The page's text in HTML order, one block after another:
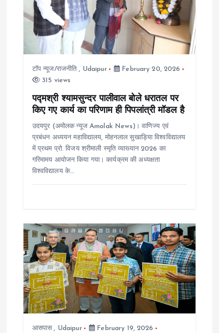
a
टॉप न्यूज/राजनीति , Udaipur
February 20, 2026
315 views
पद्मश्री श्यामसुन्दर पालीवाल बोले धरातल पर
किए गए कार्य का परिणाम ही पिपलांत्री मॉडल है
उदयपुर (अमोलक न्यूज Amolak News)। वाणिज्य एवं
प्रबंधन अध्ययन महाविद्यालय, मोहनलाल सुखाड़िया विश्वविद्यालय
में प्रथम प्रो. विजय श्रीमाली स्मृति व्याख्यान 2026 का
गरिमामय आयोजन किया गया। कार्यक्रम की अध्यक्षता
विश्वविद्यालय के…
आसपास, Udaipur
February 19, 2026